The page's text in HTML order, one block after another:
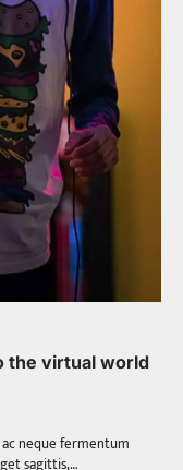
the virtual world
neque fermentum
sagittis,…